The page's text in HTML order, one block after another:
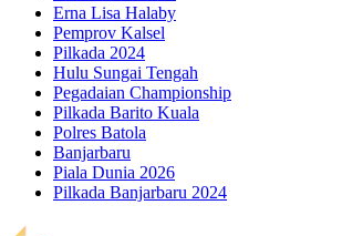
Erna Lisa Halaby
Pemprov Kalsel
Pilkada 2024
Hulu Sungai Tengah
Pegadaian Championship
Pilkada Barito Kuala
Polres Batola
Banjarbaru
Piala Dunia 2026
Pilkada Banjarbaru 2024